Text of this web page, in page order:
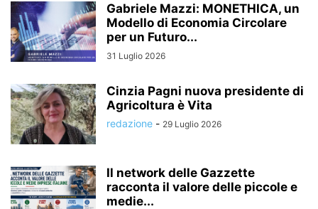
Gabriele Mazzi: MONETHICA, un
Modello di Economia Circolare
per un Futuro...
31 Luglio 2026
Cinzia Pagni nuova presidente di
Agricoltura è Vita
redazione - 29 Luglio 2026
Il network delle Gazzette
racconta il valore delle piccole e
medie...